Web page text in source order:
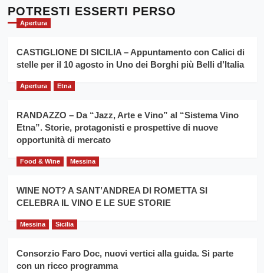
l’
evento
la
filiera
grano
Cronoscalata
per
il
anno
Franco
Caruso
POTRESTI ESSERTI PERSO
Apertura
CASTIGLIONE DI SICILIA – Appuntamento con Calici di
stelle per il 10 agosto in Uno dei Borghi più Belli d’Italia
Apertura Etna
RANDAZZO – Da “Jazz, Arte e Vino” al “Sistema Vino
Etna”. Storie, protagonisti e prospettive di nuove
opportunità di mercato
Food & Wine Messina
WINE NOT? A SANT’ANDREA DI ROMETTA SI
CELEBRA IL VINO E LE SUE STORIE
Messina Sicilia
Consorzio Faro Doc, nuovi vertici alla guida. Si parte
con un ricco programma